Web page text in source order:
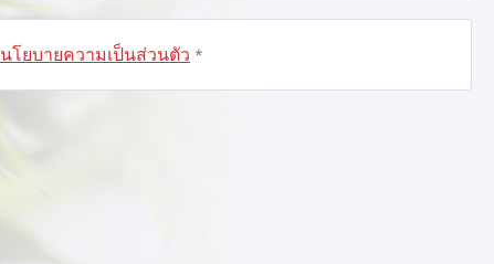
นโยบายความเป็นส่วนตัว *